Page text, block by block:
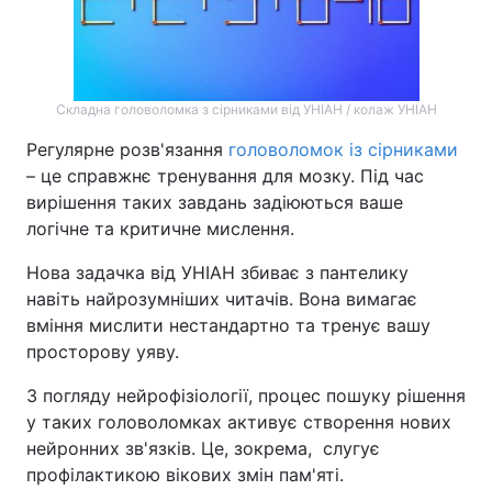
Економіка Світ
Техно і зв'язок Лайт
Зброя Інциденти
Здоров'я Туризм
Екологія Регіони
Лонгріди
Відео з Youtube Статті
Інтерв'ю Думки
Складна головоломка з сірниками від УНІАН / колаж УНІАН
Регулярне розв'язання головоломок із сірниками
– це справжнє тренування для мозку. Під час
вирішення таких завдань задіюються ваше
логічне та критичне мислення.
Нова задачка від УНІАН збиває з пантелику
навіть найрозумніших читачів. Вона вимагає
вміння мислити нестандартно та тренує вашу
просторову уяву.
З погляду нейрофізіології, процес пошуку рішення
у таких головоломках активує створення нових
нейронних зв'язків. Це, зокрема, слугує
профілактикою вікових змін пам'яті.